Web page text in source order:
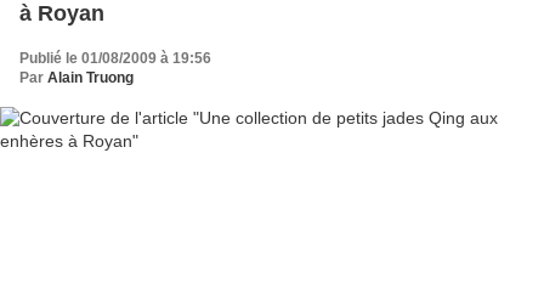
à Royan
Publié le 01/08/2009 à 19:56
Par Alain Truong